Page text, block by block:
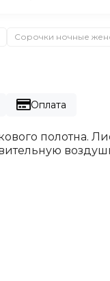
Сорочки ночные
Оплата
полотна.